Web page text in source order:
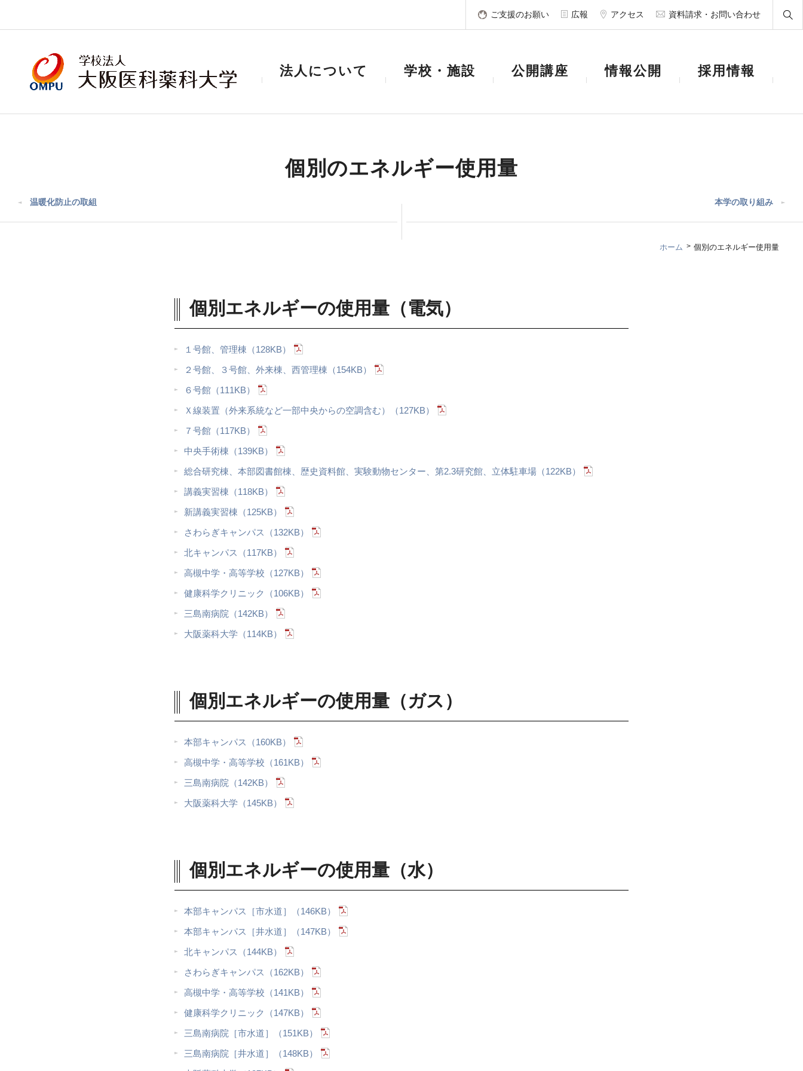
ご支援のお願い 広報 アクセス 資料請求・お問い合わせ
法人について 学校・施設 公開講座 情報公開 採用情報
個別のエネルギー使用量
温暖化防止の取組 本学の取り組み
ホーム 個別のエネルギー使用量
個別エネルギーの使用量（電気）
１号館、管理棟（128KB）
２号館、３号館、外来棟、西管理棟（154KB）
６号館（111KB）
Ｘ線装置（外来系統など一部中央からの空調含む）（127KB）
７号館（117KB）
中央手術棟（139KB）
総合研究棟、本部図書館棟、歴史資料館、実験動物センター、第2.3研究館、立体駐車場（122KB）
講義実習棟（118KB）
新講義実習棟（125KB）
さわらぎキャンパス（132KB）
北キャンパス（117KB）
高槻中学・高等学校（127KB）
健康科学クリニック（106KB）
三島南病院（142KB）
大阪薬科大学（114KB）
個別エネルギーの使用量（ガス）
本部キャンパス（160KB）
高槻中学・高等学校（161KB）
三島南病院（142KB）
大阪薬科大学（145KB）
個別エネルギーの使用量（水）
本部キャンパス［市水道］（146KB）
本部キャンパス［井水道］（147KB）
北キャンパス（144KB）
さわらぎキャンパス（162KB）
高槻中学・高等学校（141KB）
健康科学クリニック（147KB）
三島南病院［市水道］（151KB）
三島南病院［井水道］（148KB）